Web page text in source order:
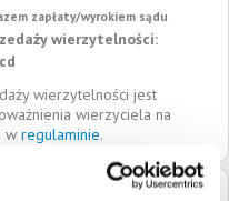
zapłaty/wyrokiem sądu
wierzytelności:
wierzytelności jest
wierzyciela na
w regulaminie.